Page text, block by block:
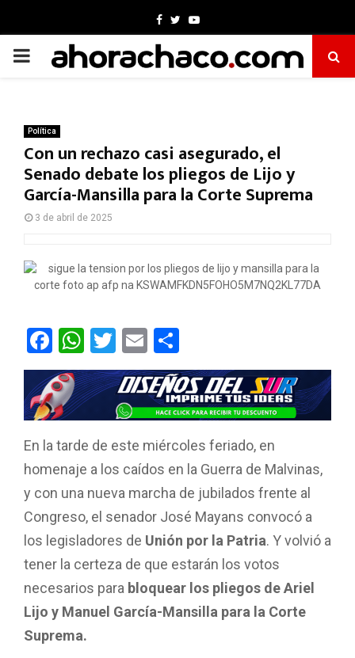
Facebook
TwitterYoutube
PRIMARY
Política
Con un rechazo casi asegurado, el
Senado debate los pliegos de Lijo y
García-Mansilla para la Corte Suprema
3 de abril de 2025
F
a
ce
b
o
o
k
W
h
at
s
A
p
p
T
wi
tt
er
E
m
ail
o
m
p
ar
tir
En la tarde de este miércoles feriado, en
homenaje a los caídos en la Guerra de Malvinas,
y con una nueva marcha de jubilados frente al
Congreso, el senador José Mayans convocó a
los legisladores de Unión por la Patria. Y volvió a
tener la certeza de que estarán los votos
necesarios para bloquear los pliegos de Ariel
Lijo y Manuel García-Mansilla para la Corte
Suprema.